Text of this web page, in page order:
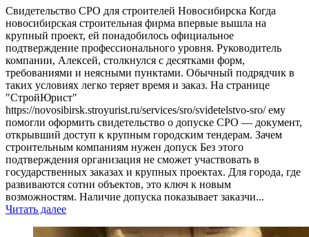
Свидетельство СРО для строителей Новосибирска Когда
новосибирская строительная фирма впервые вышла на
крупный проект, ей понадобилось официальное
подтверждение профессионального уровня. Руководитель
компании, Алексей, столкнулся с десятками форм,
требованиями и неясными пунктами. Обычный подрядчик в
таких условиях легко теряет время и заказ. На странице
"СтройЮрист"
https://novosibirsk.stroyurist.ru/services/sro/svidetelstvo-sro/ ему
помогли оформить свидетельство о допуске СРО — документ,
открывший доступ к крупным городским тендерам. Зачем
строительным компаниям нужен допуск Без этого
подтверждения организация не сможет участвовать в
государственных заказах и крупных проектах. Для города, где
развиваются сотни объектов, это ключ к новым
возможностям. Наличие допуска показывает заказчи...
Читать далее